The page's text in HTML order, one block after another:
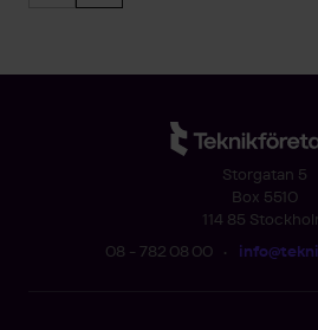
Storgatan 5
Box 5510
114 85
08 - 782 08 00 •